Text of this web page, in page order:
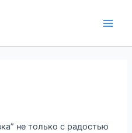
не только с радостью